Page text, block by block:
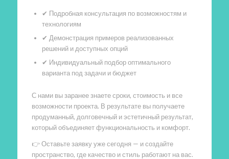
✔ Подробная консультация по возможностям и
технологиям
✔ Демонстрация примеров реализованных
решений и доступных опций
✔ Индивидуальный подбор оптимального
варианта под задачи и бюджет
С нами вы заранее знаете сроки, стоимость и все
возможности проекта. В результате вы получаете
продуманный, долговечный и эстетичный результат,
который объединяет функциональность и комфорт.
👉 Оставьте заявку уже сегодня — и создайте
пространство, где качество и стиль работают на вас.